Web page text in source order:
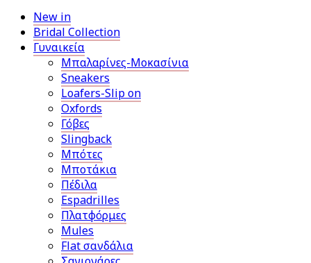
New in
Bridal Collection
Γυναικεία
Μπαλαρίνες-Μοκασίνια
Sneakers
Loafers-Slip on
Oxfords
Γόβες
Slingback
Μπότες
Μποτάκια
Πέδιλα
Espadrilles
Πλατφόρμες
Mules
Flat σανδάλια